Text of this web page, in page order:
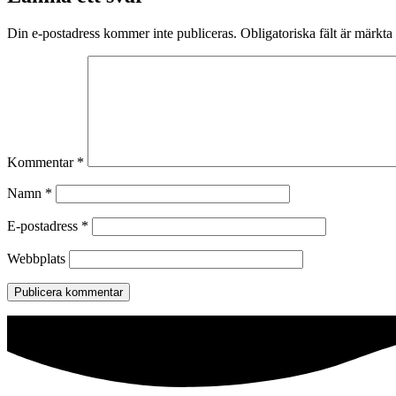
Din e-postadress kommer inte publiceras. Obligatoriska fält är märkta
Kommentar *
Namn *
E-postadress *
Webbplats